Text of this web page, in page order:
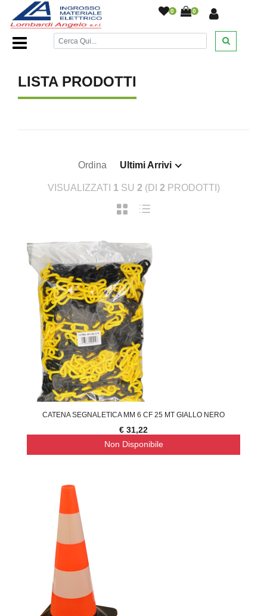
0 0
Home Page//
LISTA PRODOTTI
Ordina Ultimi Arrivi
VISUALIZZATI 1 SU 2 (DI 2 PRODOTTI)
CATENA SEGNALETICA MM 6 CF 25 MT GIALLO NERO
€ 31,22
Non Disponibile